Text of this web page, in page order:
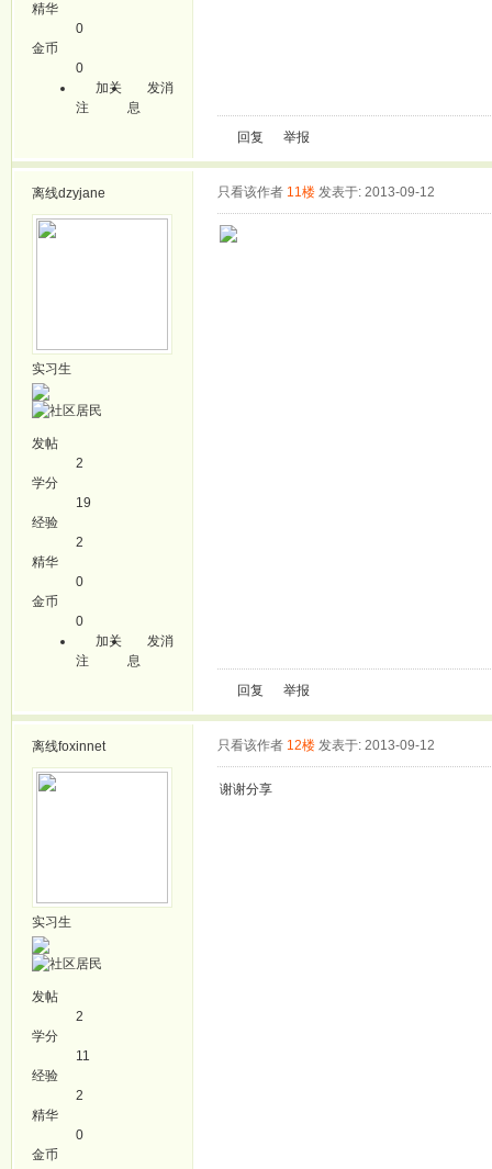
精华
0
金币
0
加关
注
发消
息
回复 举报
离线dzyjane
实习生
发帖
2
学分
19
经验
2
精华
0
金币
0
加关
注
发消
息
只看该作者 11楼 发表于: 2013-09-12
回复 举报
离线foxinnet
实习生
发帖
2
学分
11
经验
2
精华
0
金币
只看该作者 12楼 发表于: 2013-09-12
谢谢分享